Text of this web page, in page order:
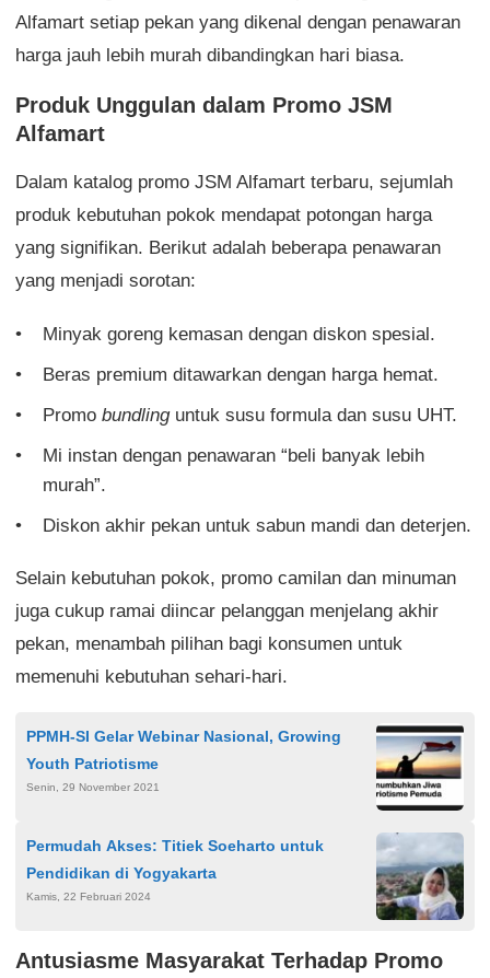
Alfamart setiap pekan yang dikenal dengan penawaran
harga jauh lebih murah dibandingkan hari biasa.
Produk Unggulan dalam Promo JSM
Alfamart
Dalam katalog promo JSM Alfamart terbaru, sejumlah
produk kebutuhan pokok mendapat potongan harga
yang signifikan. Berikut adalah beberapa penawaran
yang menjadi sorotan:
Minyak goreng kemasan dengan diskon spesial.
Beras premium ditawarkan dengan harga hemat.
Promo bundlinguntuk susu formula dan susu UHT.
Mi instan dengan penawaran “beli banyak lebih
murah”.
Diskon akhir pekan untuk sabun mandi dan deterjen.
Selain kebutuhan pokok, promo camilan dan minuman
juga cukup ramai diincar pelanggan menjelang akhir
pekan, menambah pilihan bagi konsumen untuk
memenuhi kebutuhan sehari-hari.
PPMH-SI Gelar Webinar Nasional, Growing
Youth Patriotisme
Senin, 29 November 2021
Permudah Akses: Titiek Soeharto untuk
Pendidikan di Yogyakarta
Kamis, 22 Februari 2024
Antusiasme Masyarakat Terhadap Promo